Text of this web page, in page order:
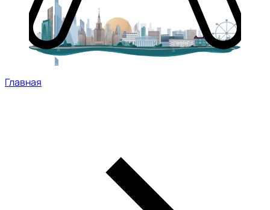
Главная